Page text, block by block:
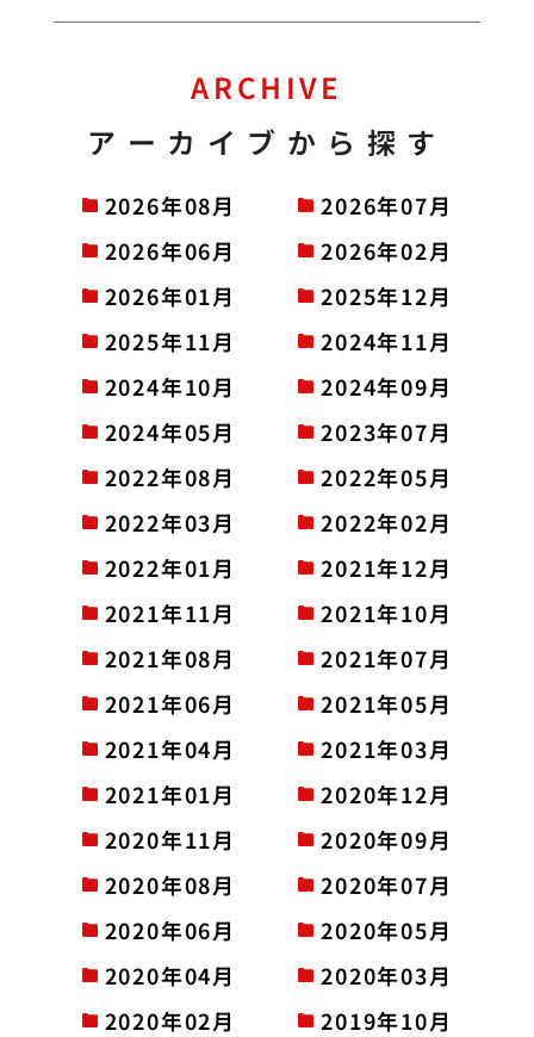
ARCHIVE
アーカイブから探す
2026年08月
2026年07月
2026年06月
2026年02月
2026年01月
2025年12月
2025年11月
2024年11月
2024年10月
2024年09月
2024年05月
2023年07月
2022年08月
2022年05月
2022年03月
2022年02月
2022年01月
2021年12月
2021年11月
2021年10月
2021年08月
2021年07月
2021年06月
2021年05月
2021年04月
2021年03月
2021年01月
2020年12月
2020年11月
2020年09月
2020年08月
2020年07月
2020年06月
2020年05月
2020年04月
2020年03月
2020年02月
2019年10月